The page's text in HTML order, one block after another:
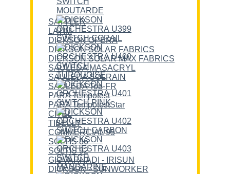
SATTLER
LATIM
DICKSON OPERA
DICKSON SOLAR FABRICS
DICKSON SOLAR MAX FABRICS
SAULEDA MASACRYL
SAULEDA SOLRAIN
SAULEDA Top-FR
PARA Tempotest
PARA TempotestStar
CITEL
TIBELLY
COMMERCIAL 95
SOLTIS 86
SOLTIS 92
GIOVARNADI - IRISUN
DICKSON - SUNWORKER